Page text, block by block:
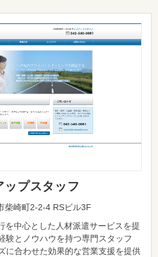
ップスタッフ
柴崎町2-2-4 RSビル3F
を中心とした人材派遣サービスを提
験とノウハウを持つ専門スタッフ
に合わせた効果的な営業支援を提供